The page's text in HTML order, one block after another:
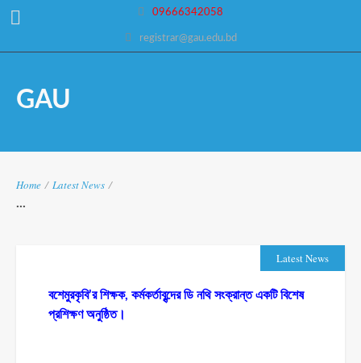
09666342058
registrar@gau.edu.bd
GAU
Home / Latest News /
...
Latest News
বশেমুরকৃবি’র শিক্ষক, কর্মকর্তাবৃন্দের ডি নথি সংক্রান্ত একটি বিশেষ
প্রশিক্ষণ অনুষ্ঠিত।